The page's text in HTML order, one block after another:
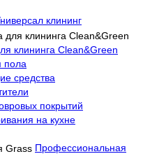
клининг
клининга Clean&Green
пола
средства
покрытий
на кухне
Профессиональная